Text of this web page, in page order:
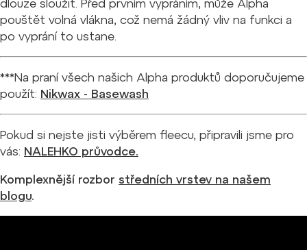
dlouze sloužit. Před prvním vypráním, může Alpha
pouštět volná vlákna, což nemá žádný vliv na funkci a
po vyprání to ustane.
***Na praní všech našich Alpha produktů doporučujeme
použít: Nikwax - Basewash
Pokud si nejste jisti výběrem fleecu, připravili jsme pro
vás: NALEHKO průvodce.
Komplexnější rozbor středních vrstev na našem
blogu.